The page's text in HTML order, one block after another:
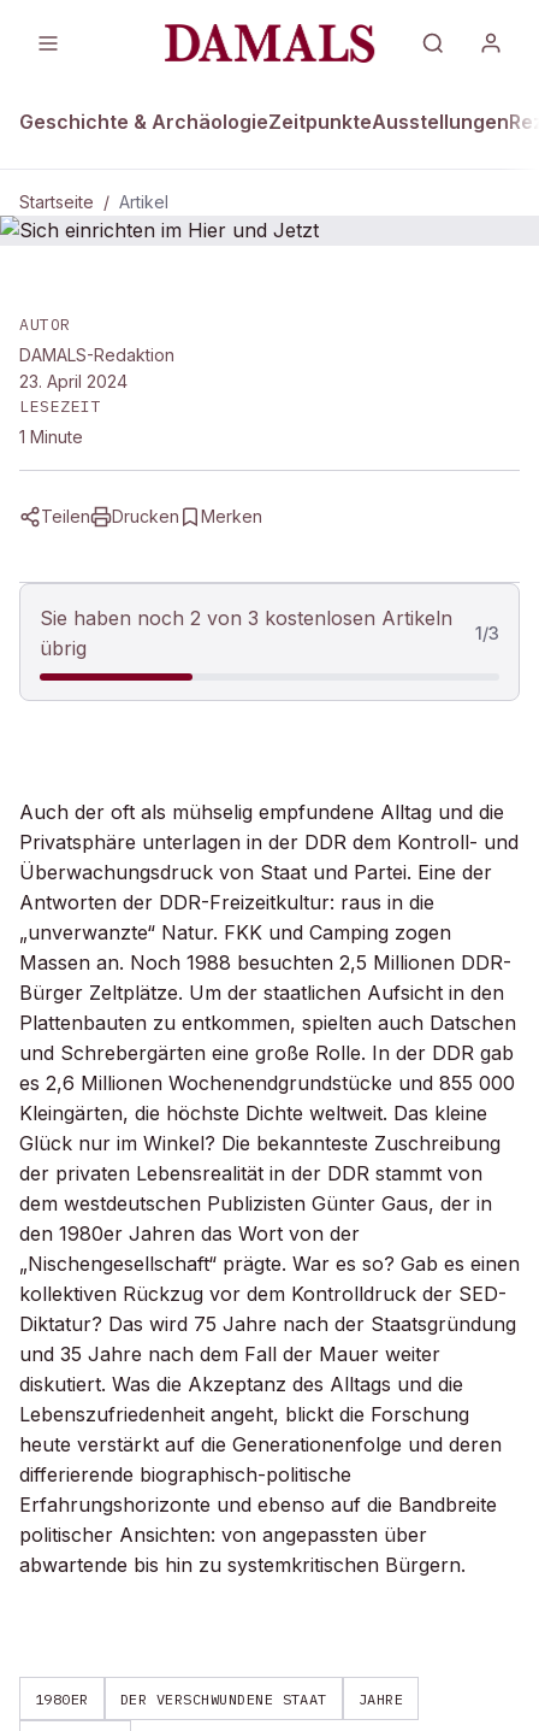
Geschichte & ArchäologieZeitpunkteAusstellungen
Startseite / Artikel
Sich einrichten im Hier und Jetzt
AUTOR
DAMALS-Redaktion
23. April 2024
LESEZEIT
1 Minute
Teilen Drucken Merken
Sie haben noch 2 von 3 kostenlosen Artikeln
übrig
1/3
Auch der oft als mühselig empfundene Alltag und die
Privatsphäre unterlagen in der DDR dem Kontroll- und
Überwachungsdruck von Staat und Partei. Eine der
Antworten der DDR-Freizeitkultur: raus in die
„unverwanzte“ Natur. FKK und Camping zogen
Massen an. Noch 1988 besuchten 2,5 Millionen DDR-
Bürger Zeltplätze. Um der staatlichen Aufsicht in den
Plattenbauten zu entkommen, spielten auch Datschen
und Schrebergärten eine große Rolle. In der DDR gab
es 2,6 Millionen Wochenendgrundstücke und 855 000
Kleingärten, die höchste Dichte weltweit. Das kleine
Glück nur im Winkel? Die bekannteste Zuschreibung
der privaten Lebensrealität in der DDR stammt von
dem westdeutschen Publizisten Günter Gaus, der in
den 1980er Jahren das Wort von der
„Nischengesellschaft“ prägte. War es so? Gab es einen
kollektiven Rückzug vor dem Kontrolldruck der SED-
Diktatur? Das wird 75 Jahre nach der Staatsgründung
und 35 Jahre nach dem Fall der Mauer weiter
diskutiert. Was die Akzeptanz des Alltags und die
Lebenszufriedenheit angeht, blickt die Forschung
heute verstärkt auf die Generationenfolge und deren
differierende biographisch-politische
Erfahrungshorizonte und ebenso auf die Bandbreite
politischer Ansichten: von angepassten über
abwartende bis hin zu systemkritischen Bürgern.
1980ER DER VERSCHWUNDENE STAAT JAHRE